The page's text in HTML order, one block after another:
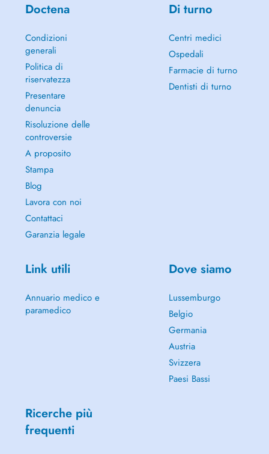
Doctena
Condizioni
generali
Politica di
riservatezza
Presentare
denuncia
Risoluzione delle
controversie
A proposito
Stampa
Blog
Lavora con noi
Contattaci
Garanzia legale
Di turno
Centri medici
Ospedali
Farmacie di turno
Dentisti di turno
Link utili
Annuario medico e
paramedico
Dove siamo
Lussemburgo
Belgio
Germania
Austria
Svizzera
Paesi Bassi
Ricerche più
frequenti